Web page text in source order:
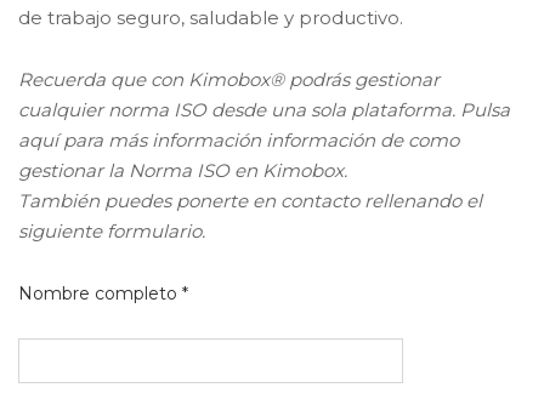
de trabajo seguro, saludable y productivo.
Recuerda que con Kimobox® podrás gestionar
cualquier norma ISO desde una sola plataforma. Pulsa
aquí para más información información de como
gestionar la Norma ISO en Kimobox.
También puedes ponerte en contacto rellenando el
siguiente formulario.
Nombre completo *